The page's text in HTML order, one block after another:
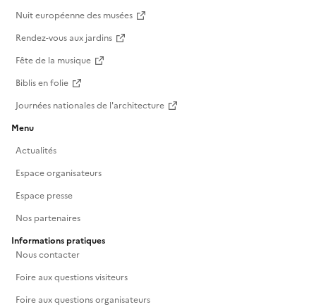
Nuit européenne des musées
Rendez-vous aux jardins
Fête de la musique
Biblis en folie
Journées nationales de l'architecture
Menu
Actualités
Espace organisateurs
Espace presse
Nos partenaires
Informations pratiques
Nous contacter
Foire aux questions visiteurs
Foire aux questions organisateurs